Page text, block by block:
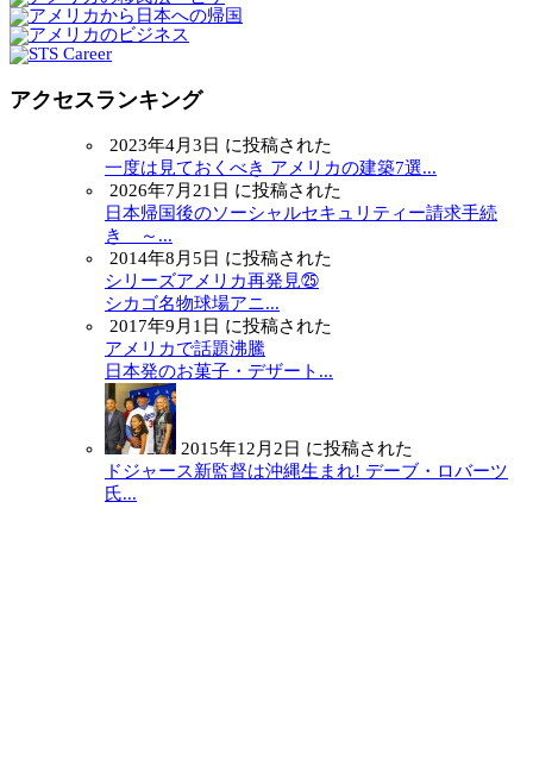
アクセスランキング
2023年4月3日 に投稿された
一度は見ておくべき アメリカの建築7選...
2026年7月21日 に投稿された
日本帰国後のソーシャルセキュリティー請求手続
き ～...
2014年8月5日 に投稿された
シリーズアメリカ再発見㉕
シカゴ名物球場アニ...
2017年9月1日 に投稿された
アメリカで話題沸騰
日本発のお菓子・デザート...
2015年12月2日 に投稿された
ドジャース新監督は沖縄生まれ! デーブ・ロバーツ
氏...